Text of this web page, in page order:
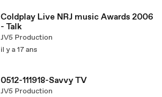
Coldplay Live NRJ music Awards 2006
- Talk
JV5 Production
il y a 17 ans
0512-111918-Savvy TV
JV5 Production